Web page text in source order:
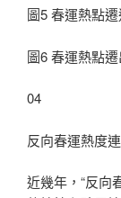
圖5 春運熱點
圖6 春運熱點
04
反向春運熱度
近幾年，“反向